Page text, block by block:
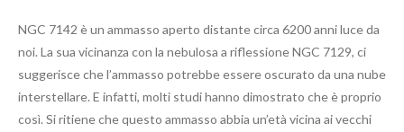
NGC 7142 è un ammasso aperto distante circa 6200 anni luce da
noi. La sua vicinanza con la nebulosa a riflessione NGC 7129, ci
suggerisce che l’ammasso potrebbe essere oscurato da una nube
interstellare. E infatti, molti studi hanno dimostrato che è proprio
così. Si ritiene che questo ammasso abbia un’età vicina ai vecchi